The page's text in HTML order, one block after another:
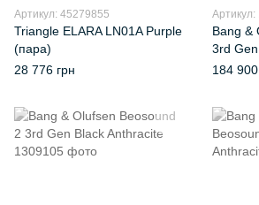
Артикул: 45279855
Triangle ELARA LN01A Purple
(пара)
28 776 грн
Bang &
3rd
184 900